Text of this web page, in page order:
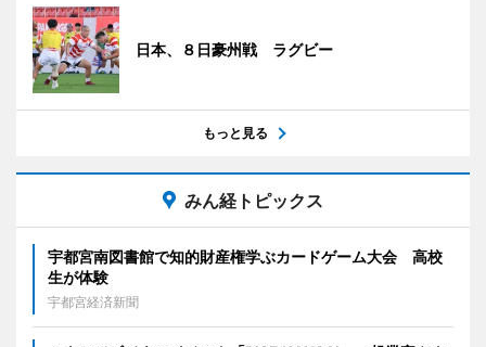
日本、８日豪州戦 ラグビー
もっと見る
みん経トピックス
宇都宮南図書館で知的財産権学ぶカードゲーム大会 高校
生が体験
宇都宮経済新聞